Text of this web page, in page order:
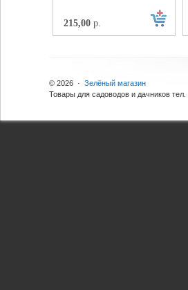
215,00 р.
© 2026 · Зелёный магазин
Товары для садоводов и дачников тел.